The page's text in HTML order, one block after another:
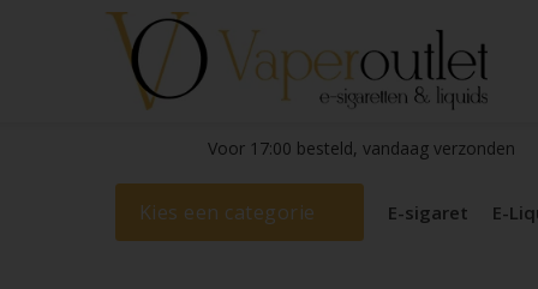
Voor 17:00 besteld, vandaag verzonden
Kies een categorie E-sigaret E-